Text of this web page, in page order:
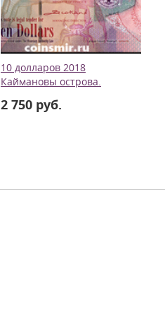
10 долларов 2018
Каймановы острова.
2 750 руб.